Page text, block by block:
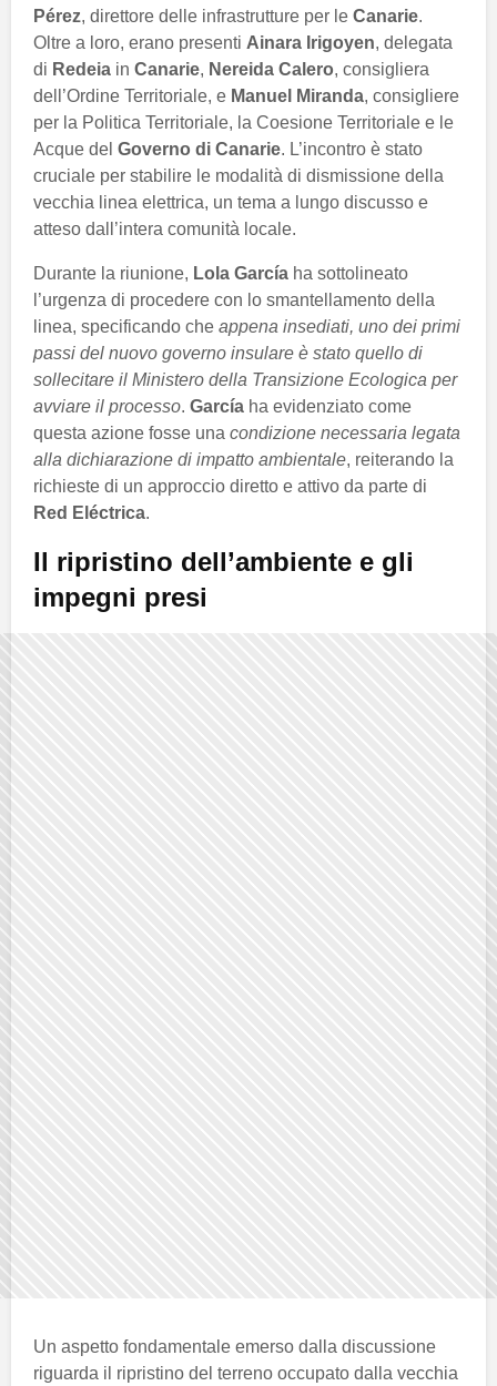
Pérez, direttore delle infrastrutture per le Canarie.
Oltre a loro, erano presenti Ainara Irigoyen, delegata
di Redeia in Canarie, Nereida Calero, consigliera
dell’Ordine Territoriale, e Manuel Miranda, consigliere
per la Politica Territoriale, la Coesione Territoriale e le
Acque del Governo di Canarie. L’incontro è stato
cruciale per stabilire le modalità di dismissione della
vecchia linea elettrica, un tema a lungo discusso e
atteso dall’intera comunità locale.
Durante la riunione, Lola García ha sottolineato
l’urgenza di procedere con lo smantellamento della
linea, specificando che appena insediati, uno dei primi
passi del nuovo governo insulare è stato quello di
sollecitare il Ministero della Transizione Ecologica per
avviare il processo. García ha evidenziato come
questa azione fosse una condizione necessaria legata
alla dichiarazione di impatto ambientale, reiterando la
richieste di un approccio diretto e attivo da parte di
Red Eléctrica.
Il ripristino dell’ambiente e gli
impegni presi
Un aspetto fondamentale emerso dalla discussione
riguarda il ripristino del terreno occupato dalla vecchia